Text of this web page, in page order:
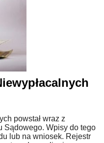
powstał wraz z
Sądowego. Wpisy do tego
lub na wniosek. Rejestr